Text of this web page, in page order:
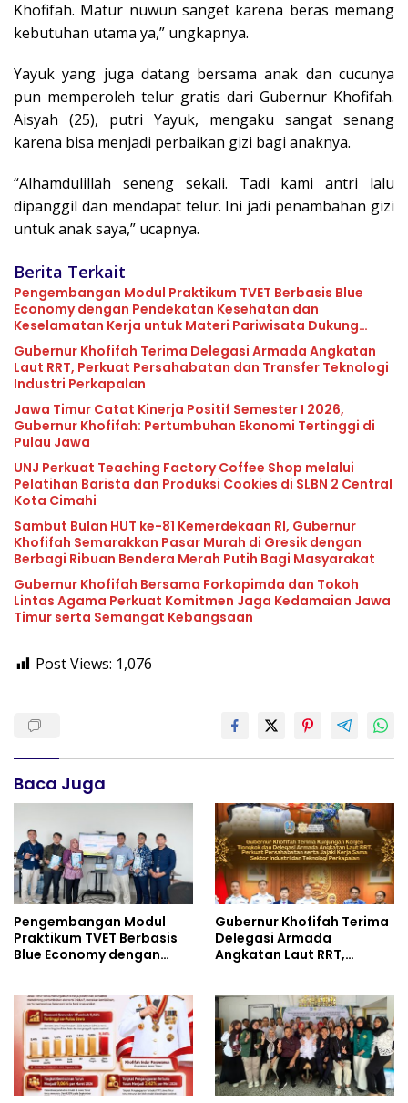
Khofifah. Matur nuwun sanget karena beras memang
kebutuhan utama ya,” ungkapnya.
Yayuk yang juga datang bersama anak dan cucunya
pun memperoleh telur gratis dari Gubernur Khofifah.
Aisyah (25), putri Yayuk, mengaku sangat senang
karena bisa menjadi perbaikan gizi bagi anaknya.
“Alhamdulillah seneng sekali. Tadi kami antri lalu
dipanggil dan mendapat telur. Ini jadi penambahan gizi
untuk anak saya,” ucapnya.
Berita Terkait
Pengembangan Modul Praktikum TVET Berbasis Blue
Economy dengan Pendekatan Kesehatan dan
Keselamatan Kerja untuk Materi Pariwisata Dukung
Pencapaian SDGs
Gubernur Khofifah Terima Delegasi Armada Angkatan
Laut RRT, Perkuat Persahabatan dan Transfer Teknologi
Industri Perkapalan
Jawa Timur Catat Kinerja Positif Semester I 2026,
Gubernur Khofifah: Pertumbuhan Ekonomi Tertinggi di
Pulau Jawa
UNJ Perkuat Teaching Factory Coffee Shop melalui
Pelatihan Barista dan Produksi Cookies di SLBN 2 Central
Kota Cimahi
Sambut Bulan HUT ke-81 Kemerdekaan RI, Gubernur
Khofifah Semarakkan Pasar Murah di Gresik dengan
Berbagi Ribuan Bendera Merah Putih Bagi Masyarakat
Gubernur Khofifah Bersama Forkopimda dan Tokoh
Lintas Agama Perkuat Komitmen Jaga Kedamaian Jawa
Timur serta Semangat Kebangsaan
Post Views: 1,076
Baca Juga
Pengembangan Modul
Praktikum TVET Berbasis
Blue Economy dengan
untuk Materi Pariwisata
Dukung Pencapaian SDGs
Gubernur Khofifah Terima
Delegasi Armada
Angkatan Laut RRT,
Industri Perkapalan